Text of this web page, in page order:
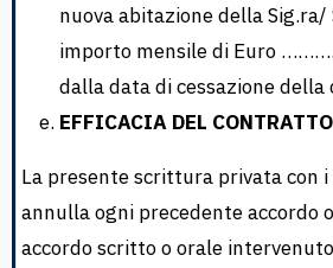
nuova abitazione della
importo mensile di Euro
dalla data di cessazione della
EFFICACIA DEL CONTRATTO
La presente scrittura privata con
annulla ogni precedente accordo
accordo scritto o orale